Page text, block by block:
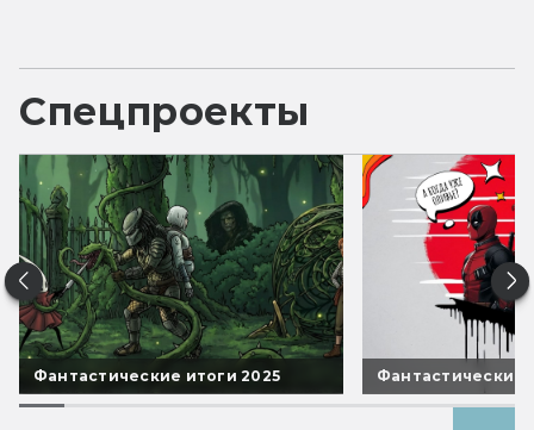
Спецпроекты
Фантастические итоги 2025 Фантастические